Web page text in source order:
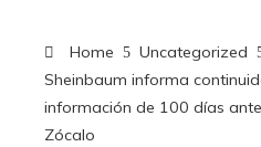
Home
Uncategorized
Sheinbaum informa
información de 100 días
Zócalo